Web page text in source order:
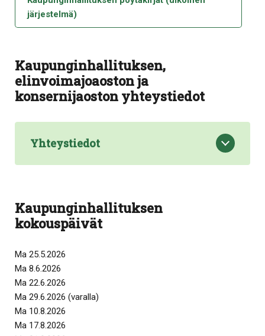
järjestelmä)
Kaupunginhallituksen,
elinvoimajoaoston ja
konsernijaoston yhteystiedot
Yhteystiedot
Kaupunginhallituksen
kokouspäivät
Ma 25.5.2026
Ma 8.6.2026
Ma 22.6.2026
Ma 29.6.2026 (varalla)
Ma 10.8.2026
Ma 17.8.2026